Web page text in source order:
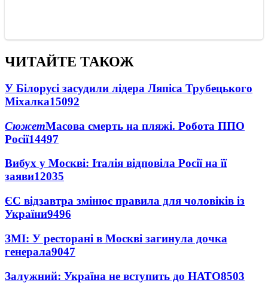
ЧИТАЙТЕ ТАКОЖ
У Білорусі засудили лідера Ляпіса Трубецького
Міхалка15092
СюжетМасова смерть на пляжі. Робота ППО
Росії14497
Вибух у Москві: Італія відповіла Росії на її
заяви12035
ЄС відзавтра змінює правила для чоловіків із
України9496
ЗМІ: У ресторані в Москві загинула дочка
генерала9047
Залужний: Україна не вступить до НАТО8503